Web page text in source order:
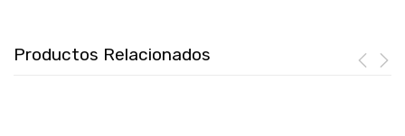
Productos Relacionados